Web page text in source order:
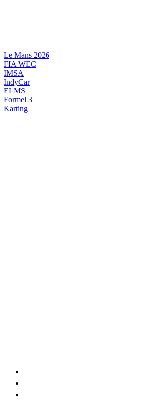
Le Mans 2026
FIA WEC
IMSA
IndyCar
ELMS
Formel 3
Karting